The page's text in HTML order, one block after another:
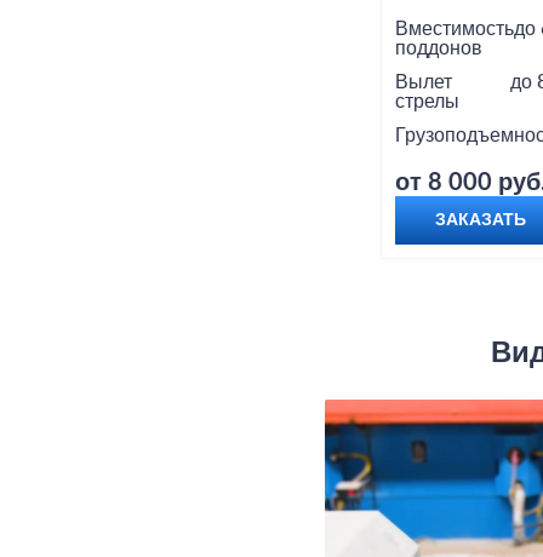
Вместимость
поддонов
до
Вылет
стрелы
до
от 8 000
ЗАКАЗАТЬ